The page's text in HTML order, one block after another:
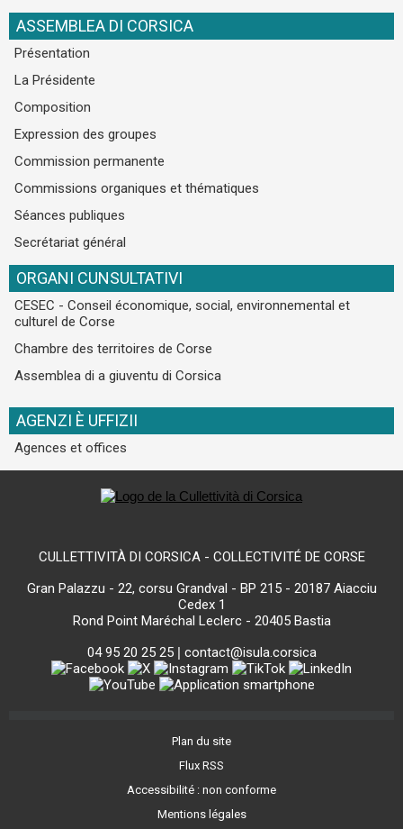
ASSEMBLEA DI CORSICA
Présentation
La Présidente
Composition
Expression des groupes
Commission permanente
Commissions organiques et thématiques
Séances publiques
Secrétariat général
ORGANI CUNSULTATIVI
CESEC - Conseil économique, social, environnemental et
culturel de Corse
Chambre des territoires de Corse
Assemblea di a giuventu di Corsica
AGENZI È UFFIZII
Agences et offices
CULLETTIVITÀ DI CORSICA - COLLECTIVITÉ DE CORSE
Gran Palazzu - 22, corsu Grandval - BP 215 - 20187 Aiacciu
Cedex 1
Rond Point Maréchal Leclerc - 20405 Bastia
04 95 20 25 25| contact@isula.corsica
Plan du site
Flux RSS
Accessibilité : non conforme
Mentions légales